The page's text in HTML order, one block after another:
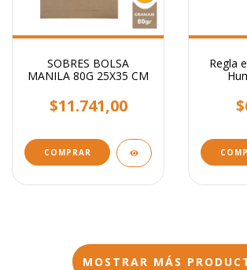
SOBRES BOLSA
MANILA 80G 25X35 CM
$11.741,00
COMPRAR
Regla
MOSTRAR MÁS